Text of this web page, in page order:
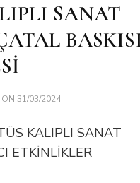
SANAT
31/03/2024
KALIPLI SANAT
ETKİNLİKLER